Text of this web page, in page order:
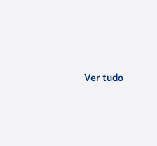
Ver tudo